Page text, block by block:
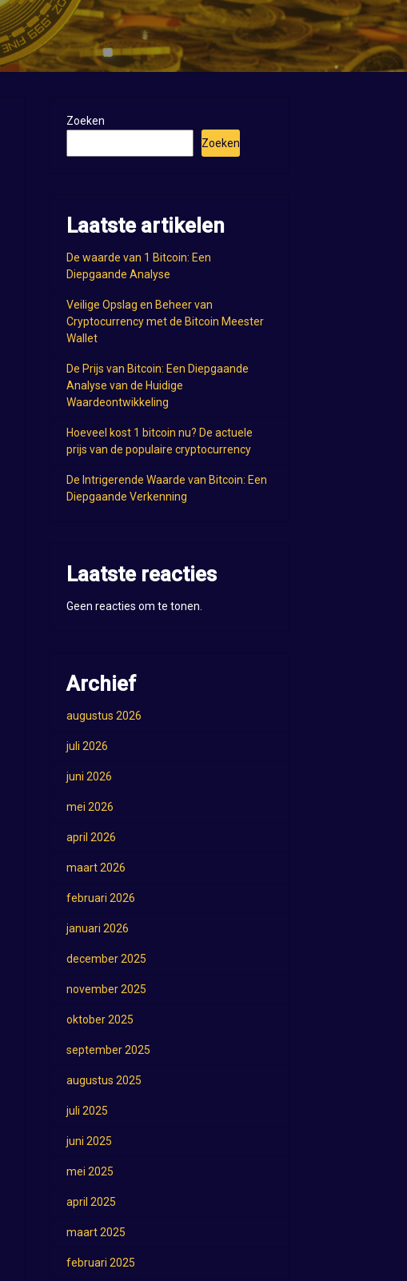
Zoeken
Zoeken
Laatste artikelen
De waarde van 1 Bitcoin: Een
Diepgaande Analyse
Veilige Opslag en Beheer van
Cryptocurrency met de Bitcoin Meester
Wallet
De Prijs van Bitcoin: Een Diepgaande
Analyse van de Huidige
Waardeontwikkeling
Hoeveel kost 1 bitcoin nu? De actuele
prijs van de populaire cryptocurrency
De Intrigerende Waarde van Bitcoin: Een
Diepgaande Verkenning
Laatste reacties
Geen reacties om te tonen.
Archief
augustus 2026
juli 2026
juni 2026
mei 2026
april 2026
maart 2026
februari 2026
januari 2026
december 2025
november 2025
oktober 2025
september 2025
augustus 2025
juli 2025
juni 2025
mei 2025
april 2025
maart 2025
februari 2025